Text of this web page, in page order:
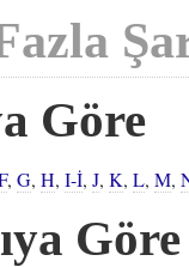
Göre
, G, H, I-İ, J, K, L, M,
Göre